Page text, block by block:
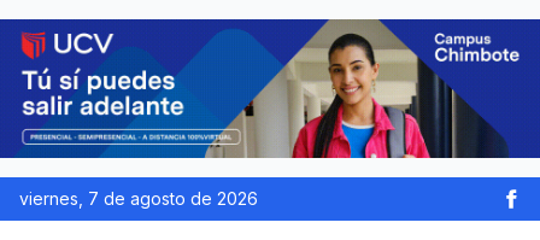
viernes, 7 de agosto de 2026